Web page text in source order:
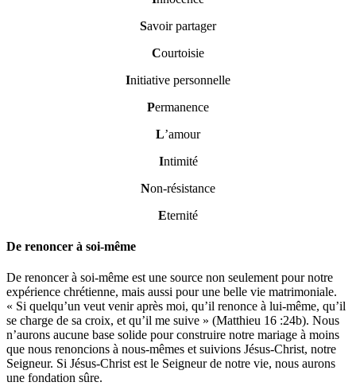
Savoir partager
Courtoisie
Initiative personnelle
Permanence
L’amour
Intimité
Non-résistance
Eternité
De renoncer à soi-même
De renoncer à soi-même est une source non seulement pour notre
expérience chrétienne, mais aussi pour une belle vie matrimoniale.
« Si quelqu’un veut venir après moi, qu’il renonce à lui-même, qu’il
se charge de sa croix, et qu’il me suive » (Matthieu 16 :24b). Nous
n’aurons aucune base solide pour construire notre mariage à moins
que nous renoncions à nous-mêmes et suivions Jésus-Christ, notre
Seigneur. Si Jésus-Christ est le Seigneur de notre vie, nous aurons
une fondation sûre.